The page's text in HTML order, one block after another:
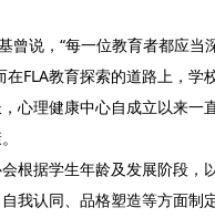
说，“每一位教育者都应当
在FLA教育探索的道路上，学
心理健康中心自成立以来一
据学生年龄及发展阶段，
我认同、品格塑造等方面制